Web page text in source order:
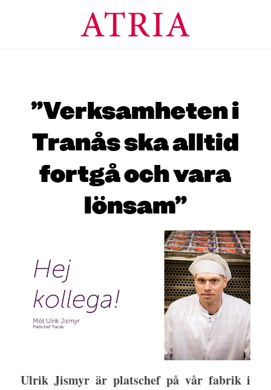
”Verksamheten i
Tranås ska alltid
fortgå och vara
lönsam”
Ulrik Jismyr är platschef på vår fabrik i